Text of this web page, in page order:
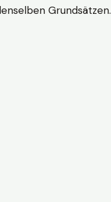
Grundsätzen.